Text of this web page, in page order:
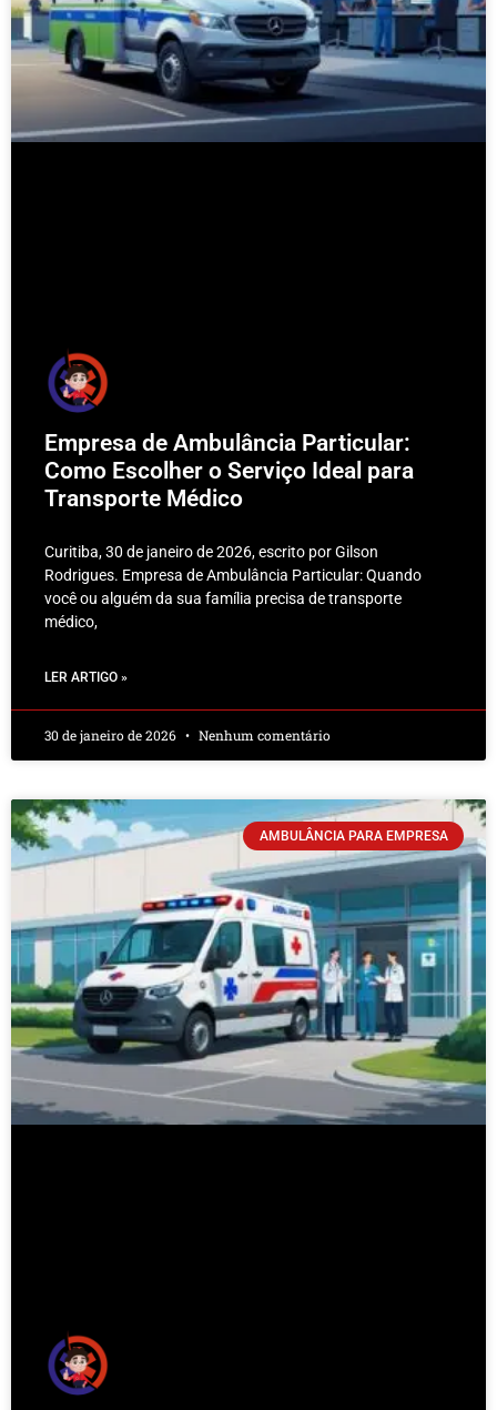
Empresa de Ambulância Particular:
Como Escolher o Serviço Ideal para
Transporte Médico
Curitiba, 30 de janeiro de 2026, escrito por Gilson
Rodrigues. Empresa de Ambulância Particular: Quando
você ou alguém da sua família precisa de transporte
médico,
LER ARTIGO »
30 de janeiro de 2026 Nenhum comentário
AMBULÂNCIA PARA EMPRESA